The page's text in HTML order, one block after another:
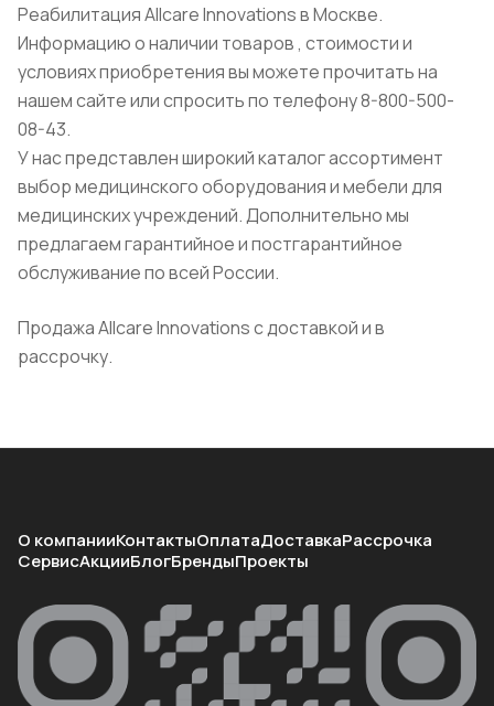
Реабилитация Allcare Innovations в Москве.
Информацию о наличии товаров , стоимости и
условиях приобретения вы можете прочитать на
нашем сайте или спросить по телефону 8-800-500-
08-43.
У нас представлен широкий каталог ассортимент
выбор медицинского оборудования и мебели для
медицинских учреждений. Дополнительно мы
предлагаем гарантийное и постгарантийное
обслуживание по всей России.
Продажа Allcare Innovations с доставкой и в
рассрочку.
О компанииКонтактыОплатаДоставкаРассрочка
СервисАкцииБлогБрендыПроекты